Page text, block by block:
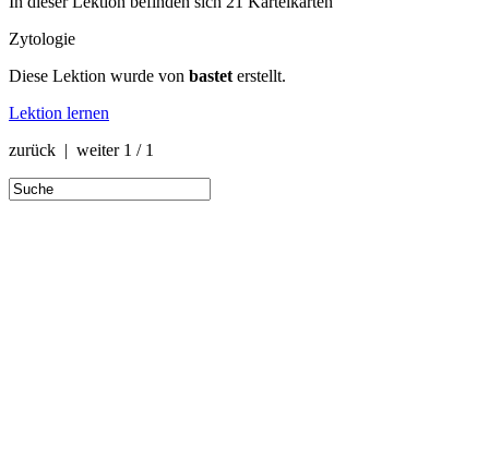
Zytologie
Diese Lektion wurde von bastet erstellt.
Lektion lernen
zurück | weiter 1 / 1